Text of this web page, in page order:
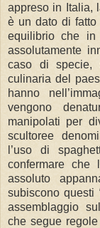
appreso in Italia,
è un dato di
equilibrio che in
assolutamente
caso di specie,
culinaria del
hanno
vengono
manipolati per
scultoree
l’uso di
confermare
assoluto
subiscono questi
assemblaggio
che segue